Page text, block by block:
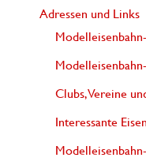
Adressen und Links
Clubs, Vereine
Interessante